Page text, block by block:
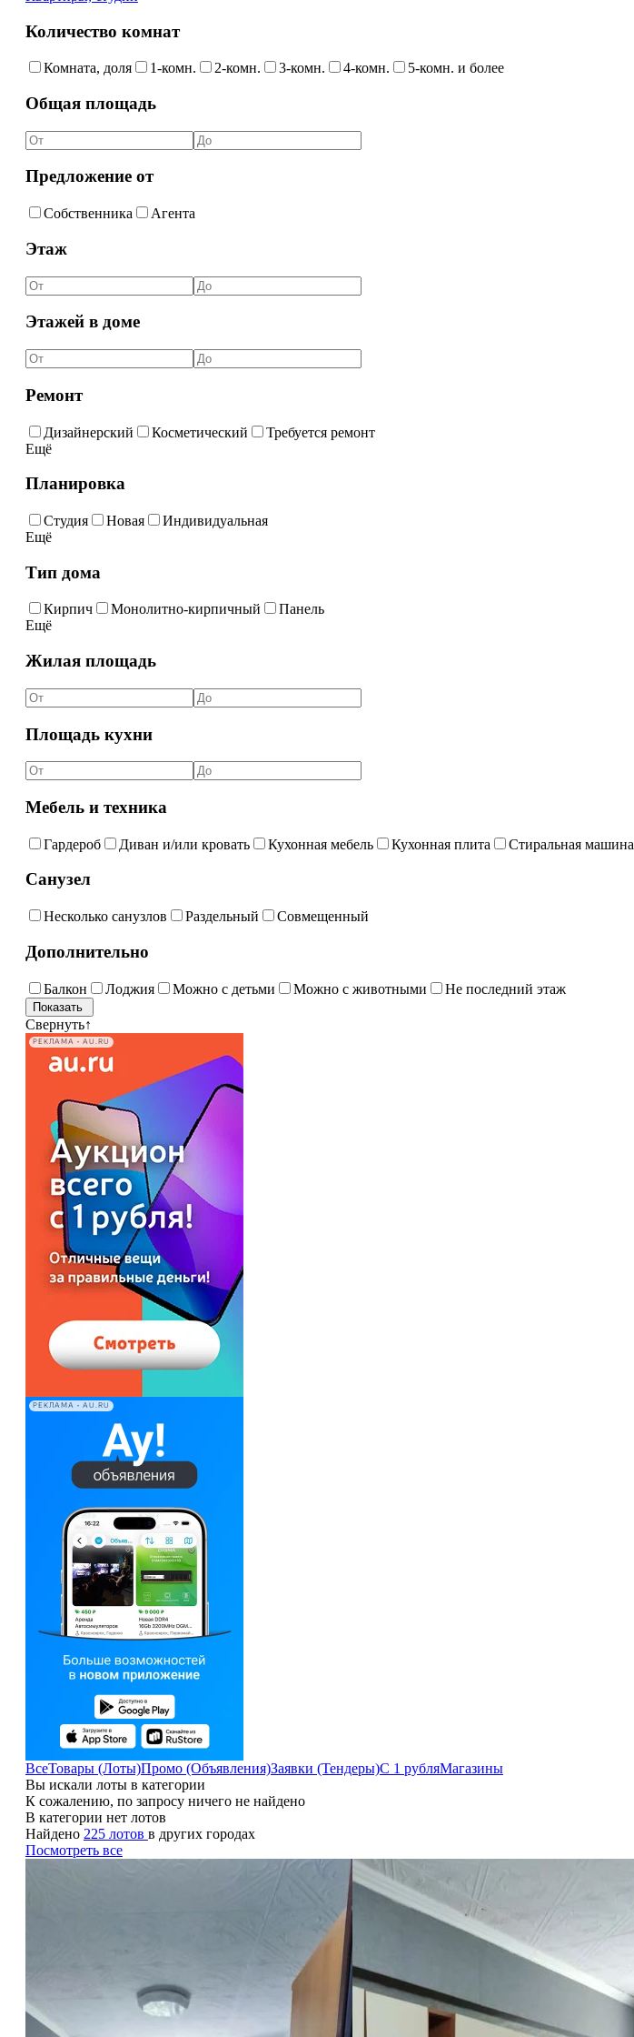
Количество комнат
Комната, доля 1-комн. 2-комн. 3-комн. 4-комн. 5-комн. и более
Общая площадь
Предложение от
Собственника Агента
Этаж
Этажей в доме
Ремонт
Дизайнерский Косметический
Требуется ремонт
Ещё
Планировка
Студия Новая
Индивидуальная
Ещё
Тип дома
Кирпич Монолитно-кирпичный
Панель
Ещё
Жилая площадь
Площадь кухни
Мебель и техника
Гардероб Диван и/или кровать Кухонная мебель Кухонная плита Стиральная машина
Санузел
Несколько санузлов Раздельный Совмещенный
Дополнительно
Балкон Лоджия Можно с детьми Можно с животными Не последний этаж
Свернуть↑
РЕКЛАМА • AU.RU
РЕКЛАМА • AU.RU
ВсеТовары (Лоты)Промо (Объявления)Заявки (Тендеры)С 1 рубляМагазины
Вы искали лоты в категории
К сожалению, по запросу ничего не найдено
В категории нет лотов
Найдено 225 лотов в других городах
Посмотреть все